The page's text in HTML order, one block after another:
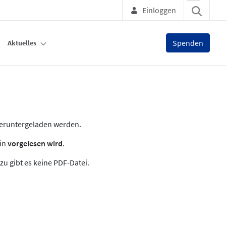
Einloggen
Aktuelles Spenden
werden.
vorgelesen wird.
gibt es keine PDF-Datei.